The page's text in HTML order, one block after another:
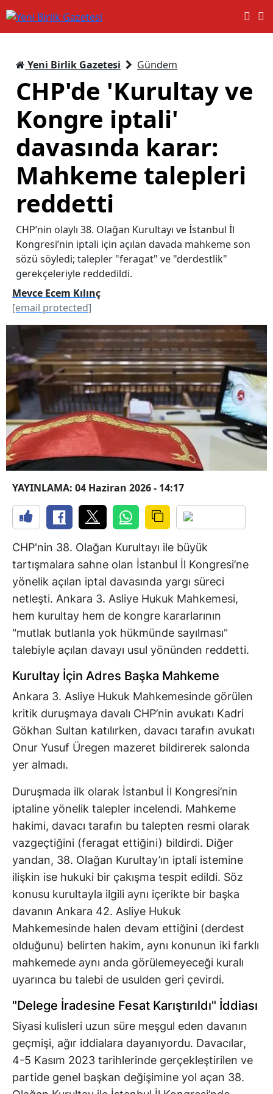
Yeni Birlik Gazetesi Gündem
CHP'de 'Kurultay ve
Kongre iptali'
davasında karar:
Mahkeme talepleri
reddetti
CHP’nin olaylı 38. Olağan Kurultayı ve İstanbul İl
Kongresi’nin iptali için açılan davada mahkeme son
sözü söyledi; talepler "feragat" ve "derdestlik"
gerekçeleriyle reddedildi.
Mevce Ecem Kılınç
[email protected]
YAYINLAMA: 04 Haziran 2026 - 14:17
CHP'nin 38. Olağan Kurultayı ile büyük
tartışmalara sahne olan İstanbul İl Kongresi’ne
yönelik açılan iptal davasında yargı süreci
netleşti. Ankara 3. Asliye Hukuk Mahkemesi,
hem kurultay hem de kongre kararlarının
"mutlak butlanla yok hükmünde sayılması"
talebiyle açılan davayı usul yönünden reddetti.
Kurultay İçin Adres Başka Mahkeme
Ankara 3. Asliye Hukuk Mahkemesinde görülen
kritik duruşmaya davalı CHP’nin avukatı Kadri
Gökhan Sultan katılırken, davacı tarafın avukatı
Onur Yusuf Üregen mazeret bildirerek salonda
yer almadı.
Duruşmada ilk olarak İstanbul İl Kongresi’nin
iptaline yönelik talepler incelendi. Mahkeme
hakimi, davacı tarafın bu talepten resmi olarak
vazgeçtiğini (feragat ettiğini) bildirdi. Diğer
yandan, 38. Olağan Kurultay’ın iptali istemine
ilişkin ise hukuki bir çakışma tespit edildi. Söz
konusu kurultayla ilgili aynı içerikte bir başka
davanın Ankara 42. Asliye Hukuk
Mahkemesinde halen devam ettiğini (derdest
olduğunu) belirten hakim, aynı konunun iki farklı
mahkemede aynı anda görülemeyeceği kuralı
uyarınca bu talebi de usulden geri çevirdi.
"Delege İradesine Fesat Karıştırıldı" İddiası
Siyasi kulisleri uzun süre meşgul eden davanın
geçmişi, ağır iddialara dayanıyordu. Davacılar,
4-5 Kasım 2023 tarihlerinde gerçekleştirilen ve
partide genel başkan değişimine yol açan 38.